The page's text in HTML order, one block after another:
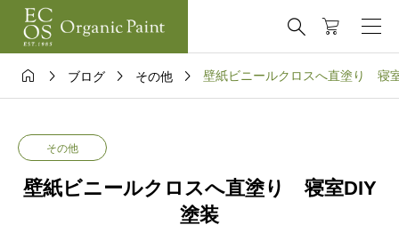

  ブログ  その他  壁紙ビニールクロスへ直塗り 寝
その他
壁紙ビニールクロスへ直塗り 寝室DIY
塗装